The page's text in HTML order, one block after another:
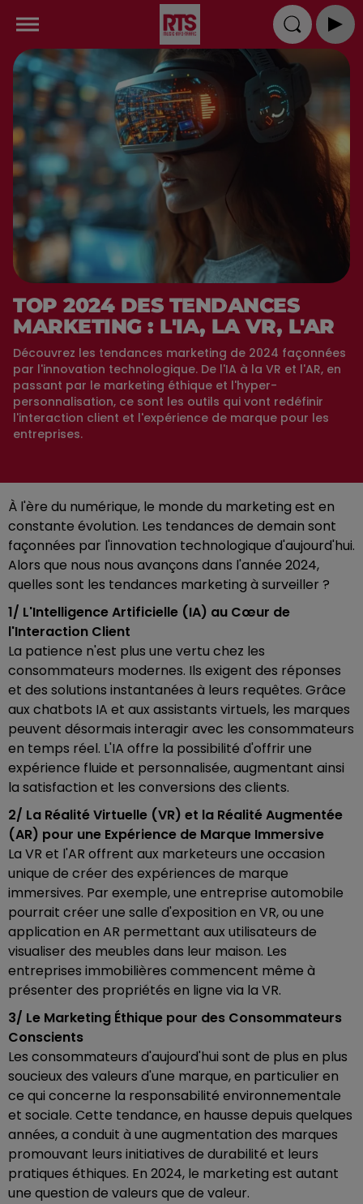
TOP 2024 DES TENDANCES
MARKETING : L'IA, LA VR, L'AR
Découvrez les tendances marketing de 2024 façonnées
par l'innovation technologique. De l'IA à la VR et l'AR, en
passant par le marketing éthique et l'hyper-
personnalisation, ce sont les outils qui vont redéfinir
l'interaction client et l'expérience de marque pour les
entreprises.
À l'ère du numérique, le monde du marketing est en
constante évolution. Les tendances de demain sont
façonnées par l'innovation technologique d'aujourd'hui.
Alors que nous nous avançons dans l'année 2024,
quelles sont les tendances marketing à surveiller ?
1/ L'Intelligence Artificielle (IA) au Cœur de
l'Interaction Client
La patience n'est plus une vertu chez les
consommateurs modernes. Ils exigent des réponses
et des solutions instantanées à leurs requêtes. Grâce
aux chatbots IA et aux assistants virtuels, les marques
peuvent désormais interagir avec les consommateurs
en temps réel. L'IA offre la possibilité d'offrir une
expérience fluide et personnalisée, augmentant ainsi
la satisfaction et les conversions des clients.
2/ La Réalité Virtuelle (VR) et la Réalité Augmentée
(AR) pour une Expérience de Marque Immersive
La VR et l'AR offrent aux marketeurs une occasion
unique de créer des expériences de marque
immersives. Par exemple, une entreprise automobile
pourrait créer une salle d'exposition en VR, ou une
application en AR permettant aux utilisateurs de
visualiser des meubles dans leur maison. Les
entreprises immobilières commencent même à
présenter des propriétés en ligne via la VR.
3/ Le Marketing Éthique pour des Consommateurs
Conscients
Les consommateurs d'aujourd'hui sont de plus en plus
soucieux des valeurs d'une marque, en particulier en
ce qui concerne la responsabilité environnementale
et sociale. Cette tendance, en hausse depuis quelques
années, a conduit à une augmentation des marques
promouvant leurs initiatives de durabilité et leurs
pratiques éthiques. En 2024, le marketing est autant
une question de valeurs que de valeur.